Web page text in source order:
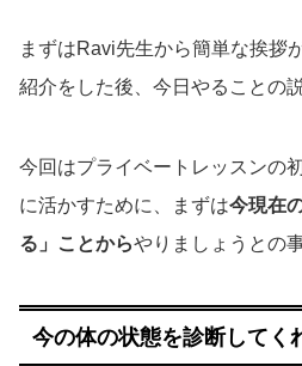
まずはRavi先生から簡単な挨拶
紹介をした後、今日やることの
今回はプライベートレッスンの
に活かすために、まずは今現在
る」ことからやりましょうとの
今の体の状態を診断してく